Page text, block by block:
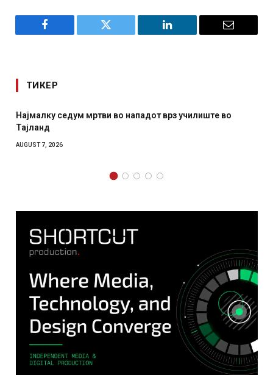
Facebook Twitter LinkedIn Email
ТИКЕР
седум мртви во нападот врз училиште во
СОЗИС: